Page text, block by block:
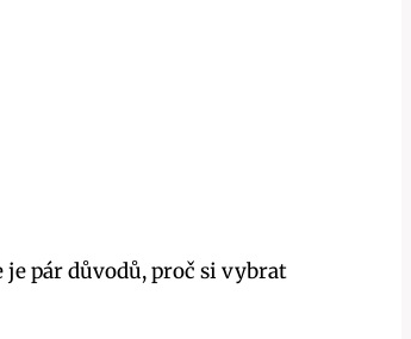
je pár důvodů, proč si vybrat